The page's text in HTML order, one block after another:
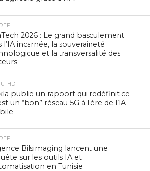
2026 : Le grand basculement
l’IA incarnée, la souveraineté
et la transversalité des
publie un rapport qui redéfinit ce
un “bon” réseau 5G à l’ère de l’IA
Bilsimaging lancent une
sur les outils IA et
en Tunisie